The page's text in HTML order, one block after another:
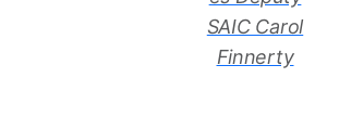
SAIC Carol
Finnerty